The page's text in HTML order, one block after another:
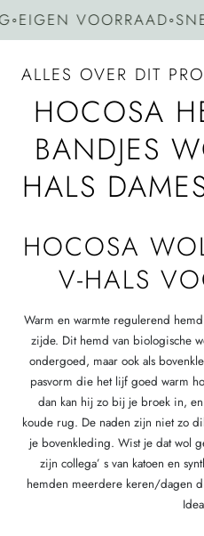
VOORRAAD◦
ALLES OVER DIT
HOCOSA
BANDJES
HALS
HOCOSA
V-HALS
Warm en warmte regulerend
zijde. Dit hemd van biologische
ondergoed, maar ook als
pasvorm die het lijf goed warm
dan kan hij zo bij je broek in,
koude rug. De naden zijn niet zo
je bovenkleding. Wist je dat wol
zijn collega’ s van katoen en
hemden meerdere keren/dagen